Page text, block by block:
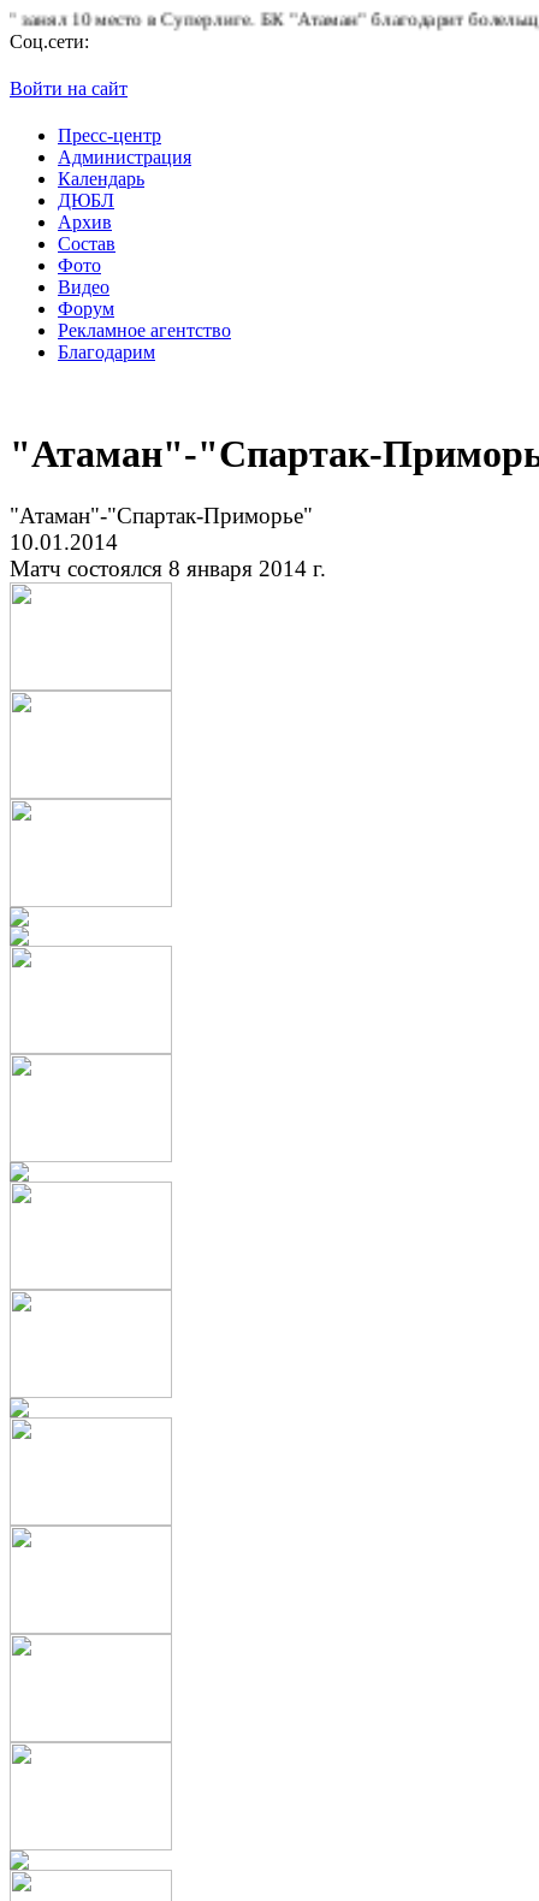
в Суперлиге.БК "Атаман" благодарит болельщиков за
Соц.сети:
Войти на сайт
Пресс-центр
Администрация
Календарь
ДЮБЛ
Архив
Состав
Фото
Видео
Форум
Рекламное агентство
Благодарим
"Атаман"-"Спартак-
"Атаман"-"Спартак-Приморье"
10.01.2014
Матч состоялся 8 января 2014 г.